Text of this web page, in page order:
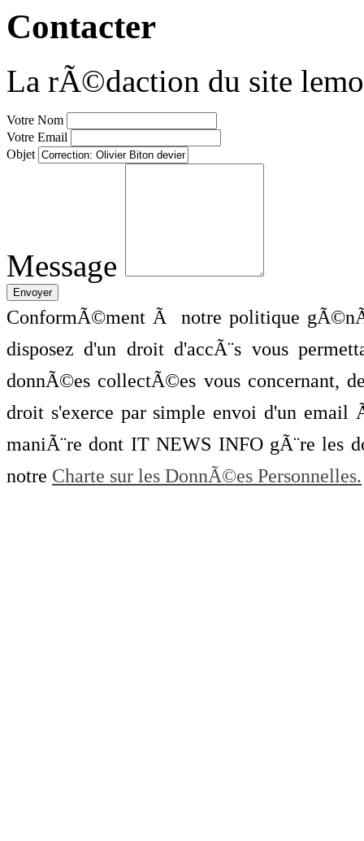
Contacter
La rÃ©daction du site
Votre Nom
Votre Email
Objet
Message
ConformÃ©ment Ã notre politique
disposez d'un droit d'accÃ¨s vous
donnÃ©es collectÃ©es vous concernant,
droit s'exerce par simple envoi d'un
maniÃ¨re dont IT NEWS INFO gÃ¨re les
notre Charte sur les DonnÃ©es Personnelles.